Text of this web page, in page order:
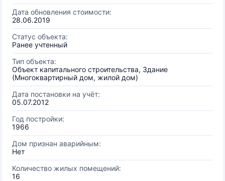
Дата обновления стоимости:
28.06.2019
Статус объекта:
Ранее учтенный
Тип объекта:
Объект капитального строительства, Здание
(Многоквартирный дом, жилой дом)
Дата постановки на учёт:
05.07.2012
Год постройки:
1966
Дом признан аварийным:
Нет
Количество жилых помещений:
16